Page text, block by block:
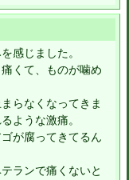
感じました。
くて、ものが噛め
らなくなってきま
ような激痛。
が腐ってきてるん
ランで痛くないと